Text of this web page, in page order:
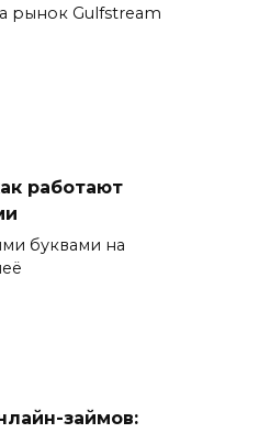
рынок Gulfstream
работают
буквами на
займов: